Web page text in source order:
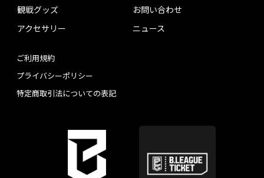
観戦グッズ
アクセサリー
お問い合わせ
ニュース
ご利用規約
プライバシーポリシー
特定商取引法についての表記